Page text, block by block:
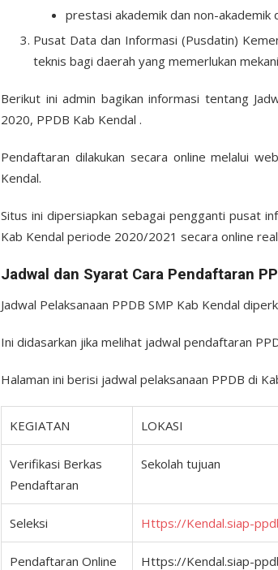
prestasi akademik dan non-akademik
Pusat Data dan Informasi (Pusdatin)
teknis bagi daerah yang memerlukan
Berikut ini admin bagikan informasi tentang
2020, PPDB Kab Kendal .
Pendaftaran dilakukan secara online melalui
Kendal.
Situs ini dipersiapkan sebagai pengganti pusat
Kab Kendal periode 2020/2021 secara online
Jadwal dan Syarat Cara Pendaftaran
Jadwal Pelaksanaan PPDB SMP Kab Kendal
Ini didasarkan jika melihat jadwal pendaftaran
Halaman ini berisi jadwal pelaksanaan PPDB di
KEGIATAN LOKASI
Verifikasi Berkas
Pendaftaran
Sekolah tujuan
Seleksi Https://Kendal.siap-
Pendaftaran Online Https://Kendal.siap-